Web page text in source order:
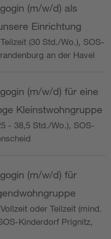
(m/w/d) als
Einrichtung
(30 Std./Wo.), SOS-
an der Havel
(m/w/d) für eine
Kleinstwohngruppe
- 38,5 Std./Wo.), SOS-
(m/w/d) für
oder Teilzeit (mind.
Kinderdorf Prignitz,